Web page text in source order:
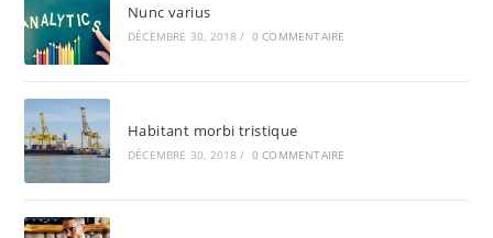
Nunc varius
DÉCEMBRE 30, 2018 / 0 COMMENTAIRE
Habitant morbi tristique
DÉCEMBRE 30, 2018 / 0 COMMENTAIRE